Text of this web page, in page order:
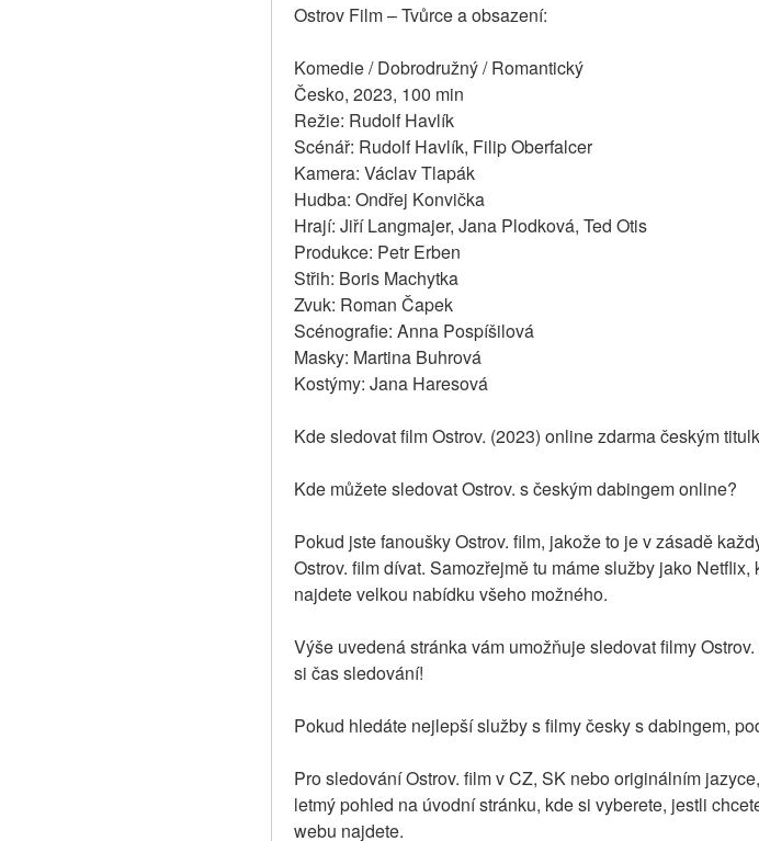
Ostrov Film – Tvůrce a obsazení:
Komedie / Dobrodružný / Romantický
Česko, 2023, 100 min
Režie: Rudolf Havlík
Scénář: Rudolf Havlík, Filip Oberfalcer
Kamera: Václav Tlapák
Hudba: Ondřej Konvička
Hrají: Jiří Langmajer, Jana Plodková, Ted Otis
Produkce: Petr Erben
Střih: Boris Machytka
Zvuk: Roman Čapek
Scénografie: Anna Pospíšilová
Masky: Martina Buhrová
Kostýmy: Jana Haresová
Kde sledovat film Ostrov. (2023) online zdarma českým
Kde můžete sledovat Ostrov. s českým dabingem online?
Pokud jste fanoušky Ostrov. film, jakože to je v zásadě
Ostrov. film dívat. Samozřejmě tu máme služby jako
najdete velkou nabídku všeho možného.
Výše uvedená stránka vám umožňuje sledovat filmy
si čas sledování!
Pokud hledáte nejlepší služby s filmy česky s dabingem,
Pro sledování Ostrov. film v CZ, SK nebo originálním
letmý pohled na úvodní stránku, kde si vyberete, jestli
webu najdete.